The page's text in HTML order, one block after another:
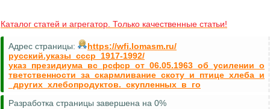
Каталог статей и агрегатор. Только качественные статьи!
Адрес страницы:
https://wfi.lomasm.ru/
русский.указы_ссср_1917-1992/
указ_президиума_вс_рсфср_от_06.05.1963_об_усилении_о
тветственности_за_скармливание_скоту_и_птице_хлеба_и
_других_хлебопродуктов._скупленных_в_го
Разработка страницы завершена на 0%